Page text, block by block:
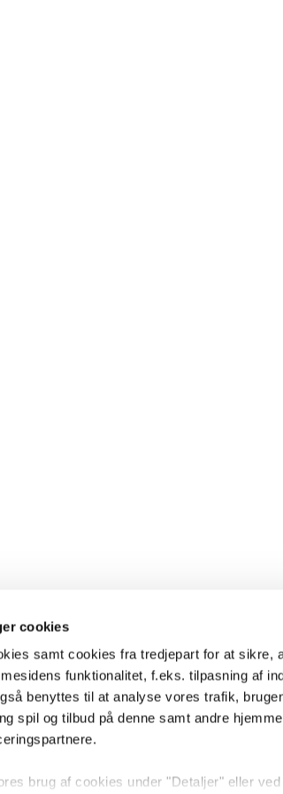
cookies
samt cookies fra tredjepart for at sikre,
funktionalitet, f.eks. tilpasning af
benyttes til at analyse vores trafik,
spil og tilbud på denne samt andre
brug af cookies under "Detaljer" eller